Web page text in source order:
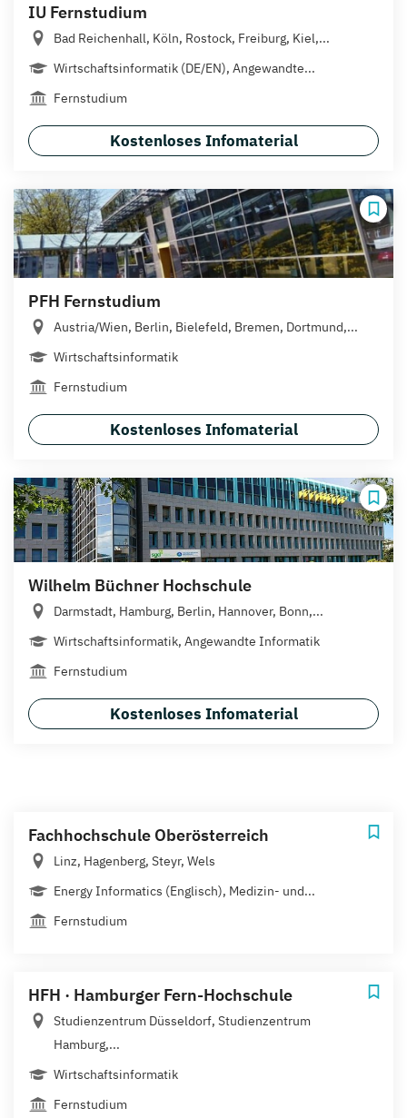
IU Fernstudium
Bad Reichenhall, Köln, Rostock, Freiburg, Kiel,...
Wirtschaftsinformatik (DE/EN), Angewandte...
Fernstudium
Kostenloses Infomaterial
PFH Fernstudium
Austria/Wien, Berlin, Bielefeld, Bremen, Dortmund,...
Wirtschaftsinformatik
Fernstudium
Kostenloses Infomaterial
Wilhelm Büchner Hochschule
Darmstadt, Hamburg, Berlin, Hannover, Bonn,...
Wirtschaftsinformatik, Angewandte Informatik
Fernstudium
Kostenloses Infomaterial
Fachhochschule Oberösterreich
Linz, Hagenberg, Steyr, Wels
Energy Informatics (Englisch), Medizin- und...
Fernstudium
HFH · Hamburger Fern-Hochschule
Studienzentrum Düsseldorf, Studienzentrum
Hamburg,...
Wirtschaftsinformatik
Fernstudium